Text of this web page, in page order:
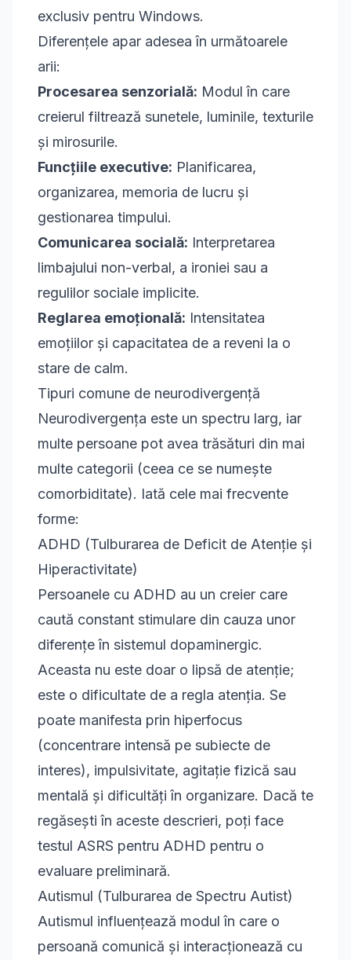
exclusiv pentru Windows.
Diferențele apar adesea în următoarele
arii:
Procesarea senzorială: Modul în care
creierul filtrează sunetele, luminile, texturile
și mirosurile.
Funcțiile executive: Planificarea,
organizarea, memoria de lucru și
gestionarea timpului.
Comunicarea socială: Interpretarea
limbajului non-verbal, a ironiei sau a
regulilor sociale implicite.
Reglarea emoțională: Intensitatea
emoțiilor și capacitatea de a reveni la o
stare de calm.
Tipuri comune de neurodivergență
Neurodivergența este un spectru larg, iar
multe persoane pot avea trăsături din mai
multe categorii (ceea ce se numește
comorbiditate). Iată cele mai frecvente
forme:
ADHD (Tulburarea de Deficit de Atenție și
Hiperactivitate)
Persoanele cu ADHD au un creier care
caută constant stimulare din cauza unor
diferențe în sistemul dopaminergic.
Aceasta nu este doar o lipsă de atenție;
este o dificultate de a regla atenția. Se
poate manifesta prin hiperfocus
(concentrare intensă pe subiecte de
interes), impulsivitate, agitație fizică sau
mentală și dificultăți în organizare. Dacă te
regăsești în aceste descrieri, poți face
testul ASRS pentru ADHD pentru o
evaluare preliminară.
Autismul (Tulburarea de Spectru Autist)
Autismul influențează modul în care o
persoană comunică și interacționează cu